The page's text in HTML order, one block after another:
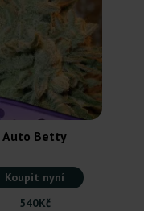
Auto Betty
Koupit nyní
540Kč